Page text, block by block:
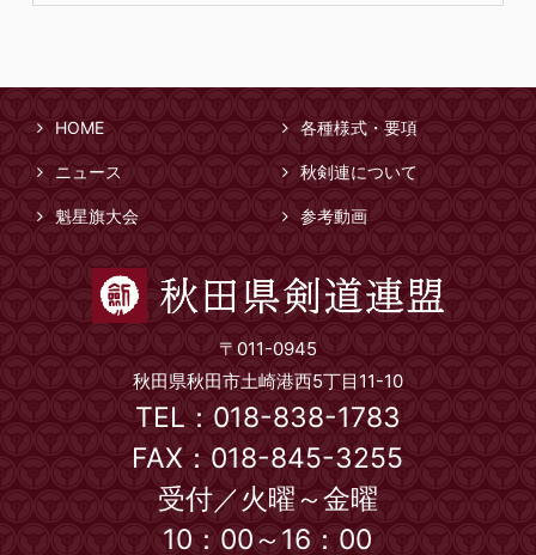
HOME
ニュース
魁星旗大会
各種様式・要項
秋剣連について
参考動画
〒011-0945
秋田県秋田市土崎港西5丁目11-10
TEL：018-838-1783
FAX：018-845-3255
受付／火曜～金曜
10：00～16：00